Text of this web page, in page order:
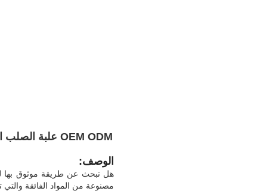
OEM ODM علبة الصلب الصندوق المكرر الاستخدام المعدني علبة الصقيع الربيعية علبة الصلب الصلب الصلب
الوصف:
هل تبحث عن طريقة موثوق بها
مصنوعة من المواد الفائقة